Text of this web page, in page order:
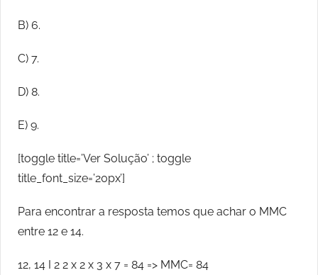
B) 6.
C) 7.
D) 8.
E) 9.
[toggle title=’Ver Solução’ ; toggle
title_font_size=’20px’]
Para encontrar a resposta temos que achar o MMC
entre 12 e 14.
12, 14 I 2 2 x 2 x 3 x 7 = 84 => MMC= 84